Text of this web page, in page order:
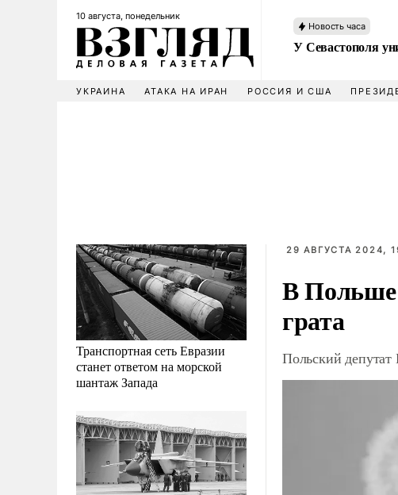
10 августа, понедельник
Новость часа
У Севастополя
УКРАИНА АТАКА НА ИРАН РОССИЯ И США
Транспортная сеть Евразии
станет ответом на морской
шантаж Запада
29 АВГУСТА 2024,
В Польше
грата
Польский депутат